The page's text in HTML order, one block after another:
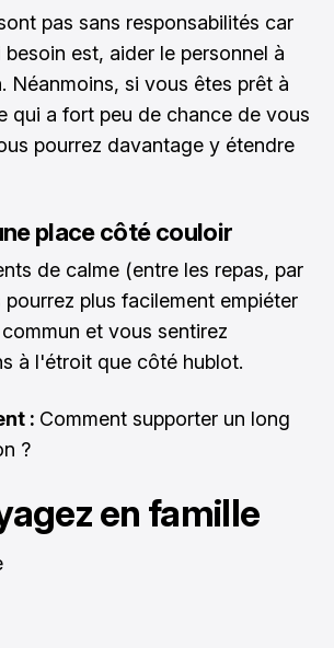
pas sans responsabilités car
est, aider le personnel à
Néanmoins, si vous êtes prêt à
qui a fort peu de chance de vous
pourrez davantage y étendre
place côté couloir
de calme (entre les repas, par
pourrez plus facilement empiéter
et vous sentirez
à l'étroit que côté hublot.
: Comment supporter un long
?
en famille